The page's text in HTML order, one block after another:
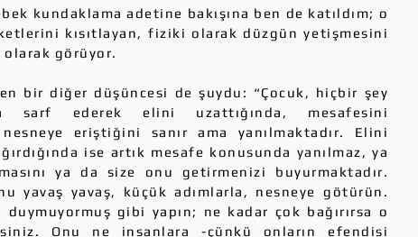
kundaklama adetine bakışına ben de katıldım; o
kısıtlayan, fiziki olarak düzgün yetişmesini
görüyor.
bir diğer düşüncesi de şuydu: “Çocuk, hiçbir şey
sarf ederek elini uzattığında, mesafesini
eriştiğini sanır ama yanılmaktadır. Elini
ise artık mesafe konusunda yanılmaz, ya
ya da size onu getirmenizi buyurmaktadır.
yavaş yavaş, küçük adımlarla, nesneye götürün.
gibi yapın; ne kadar çok bağırırsa o
Onu ne insanlara -çünkü onların efendisi